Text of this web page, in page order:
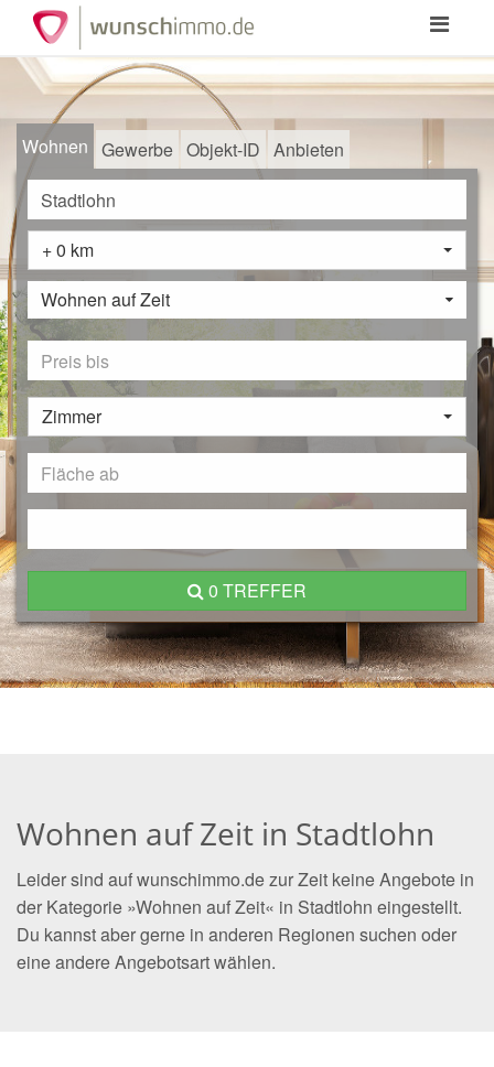
Toggle
Wohnen Gewerbe Objekt-ID Anbieten
+ 0 km
Wohnen auf Zeit
Zimmer
0 TREFFER
Wohnen auf Zeit in Stadtlohn
Leider sind auf wunschimmo.de zur Zeit keine Angebote in
der Kategorie »Wohnen auf Zeit« in Stadtlohn eingestellt.
Du kannst aber gerne in anderen Regionen suchen oder
eine andere Angebotsart wählen.